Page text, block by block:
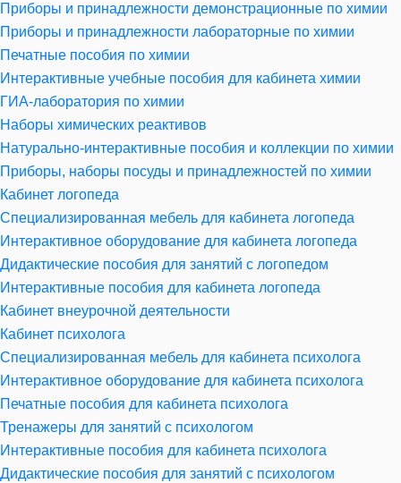
Приборы и принадлежности демонстрационные по химии
Приборы и принадлежности лабораторные по химии
Печатные пособия по химии
Интерактивные учебные пособия для кабинета химии
ГИА-лаборатория по химии
Наборы химических реактивов
Натурально-интерактивные пособия и коллекции по химии
Приборы, наборы посуды и принадлежностей по химии
Кабинет логопеда
Специализированная мебель для кабинета логопеда
Интерактивное оборудование для кабинета логопеда
Дидактические пособия для занятий с логопедом
Интерактивные пособия для кабинета логопеда
Кабинет внеурочной деятельности
Кабинет психолога
Специализированная мебель для кабинета психолога
Интерактивное оборудование для кабинета психолога
Печатные пособия для кабинета психолога
Тренажеры для занятий с психологом
Интерактивные пособия для кабинета психолога
Дидактические пособия для занятий с психологом